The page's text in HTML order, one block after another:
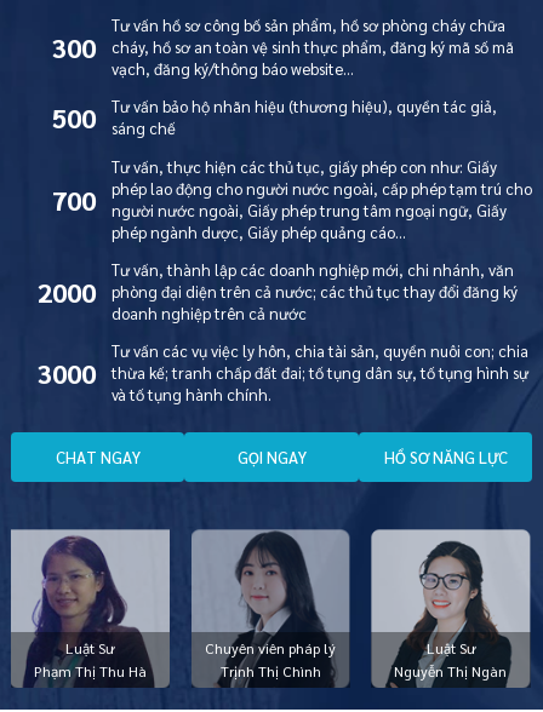
Luật Sư
Phạm Thị Thu Hà
Chuyên viên pháp lý
Trịnh Thị Chình
Luật Sư
Nguyễn Thị Ngàn
300
Tư vấn hồ sơ công bố sản phẩm, hồ sơ phòng cháy chữa
cháy, hồ sơ an toàn vệ sinh thực phẩm, đăng ký mã số mã
vạch, đăng ký/thông báo website…
500
Tư vấn bảo hộ nhãn hiệu (thương hiệu), quyền tác giả,
sáng chế
700
Tư vấn, thực hiện các thủ tục, giấy phép con như: Giấy
phép lao động cho người nước ngoài, cấp phép tạm trú cho
người nước ngoài, Giấy phép trung tâm ngoại ngữ, Giấy
phép ngành dược, Giấy phép quảng cáo…
2000
Tư vấn, thành lập các doanh nghiệp mới, chi nhánh, văn
phòng đại diện trên cả nước; các thủ tục thay đổi đăng ký
doanh nghiệp trên cả nước
3000
Tư vấn các vụ việc ly hôn, chia tài sản, quyền nuôi con; chia
thừa kế; tranh chấp đất đai; tố tụng dân sự, tố tụng hình sự
và tố tụng hành chính.
CHAT NGAY GỌI NGAY HỒ SƠ NĂNG LỰC